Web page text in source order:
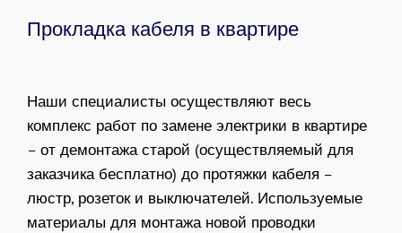
Прокладка кабеля в квартире
Наши специалисты осуществляют весь
комплекс работ по замене электрики в квартире
– от демонтажа старой (осуществляемый для
заказчика бесплатно) до протяжки кабеля –
люстр, розеток и выключателей. Используемые
материалы для монтажа новой проводки